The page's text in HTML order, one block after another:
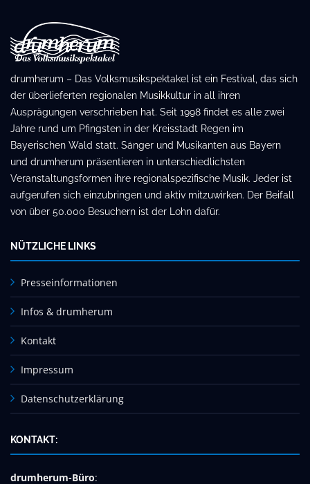
drumherum – Das Volksmusikspektakel ist ein Festival, das sich
der überlieferten regionalen Musikkultur in all ihren
Ausprägungen verschrieben hat. Seit 1998 findet es alle zwei
Jahre rund um Pfingsten in der Kreisstadt Regen im
Bayerischen Wald statt. Sänger und Musikanten aus Bayern
und drumherum präsentieren in unterschiedlichsten
Veranstaltungsformen ihre regionalspezifische Musik. Jeder ist
aufgerufen sich einzubringen und aktiv mitzuwirken. Der Beifall
von über 50.000 Besuchern ist der Lohn dafür.
NÜTZLICHE LINKS
Presseinformationen
Infos & drumherum
Kontakt
Impressum
Datenschutzerklärung
KONTAKT:
drumherum-Büro: